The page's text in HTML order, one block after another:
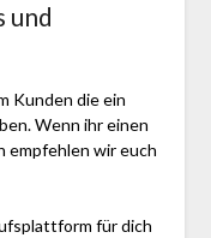
und
Kunden die ein
Wenn ihr einen
empfehlen wir euch
für dich